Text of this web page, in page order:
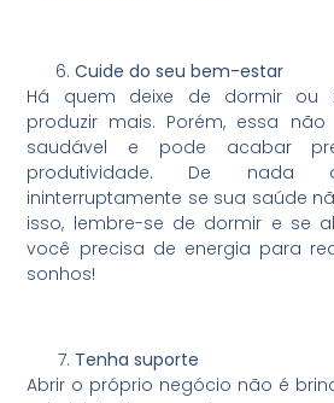
Cuide do seu bem-estar
Há quem deixe de dormir ou
produzir mais. Porém, essa
saudável e pode acabar
produtividade. De nada
ininterruptamente se sua saúde
isso, lembre-se de dormir e se
você precisa de energia para
sonhos!
Tenha suporte
Abrir o próprio negócio não é